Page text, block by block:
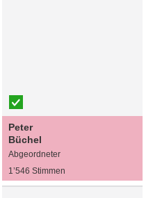
Peter
Büchel
Abgeordneter
1’546 Stimmen